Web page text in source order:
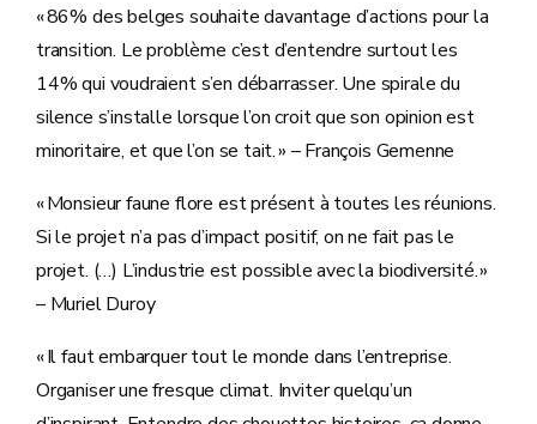
« 86% des belges souhaite davantage d’actions pour la
transition. Le problème c’est d’entendre surtout les
14% qui voudraient s’en débarrasser. Une spirale du
silence s’installe lorsque l’on croit que son opinion est
minoritaire, et que l’on se tait. » – François Gemenne
« Monsieur faune flore est présent à toutes les réunions.
Si le projet n’a pas d’impact positif, on ne fait pas le
projet. (…) L’industrie est possible avec la biodiversité. »
– Muriel Duroy
« Il faut embarquer tout le monde dans l’entreprise.
Organiser une fresque climat. Inviter quelqu’un